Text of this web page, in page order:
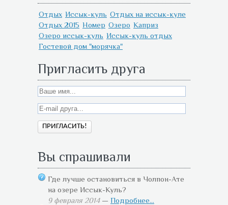
Отдых Иссык-куль Отдых на иссык-куле
Отдых 2015 Номер Озеро Каприз
Озеро иссык-куль Иссык-куль отдых
Гостевой дом "морячка"
Пригласить друга
Вы спрашивали
Где лучше остановиться в Чолпон-Ате
на озере Иссык-Куль?
9 февраля 2014— Подробнее...